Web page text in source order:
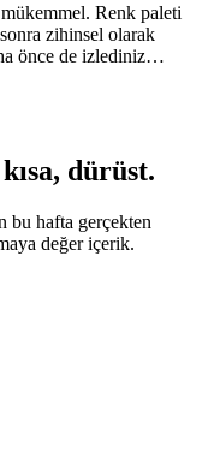
Renk paleti
zihinsel olarak
önce de izlediniz…
dürüst.
bu hafta gerçekten
değer içerik.